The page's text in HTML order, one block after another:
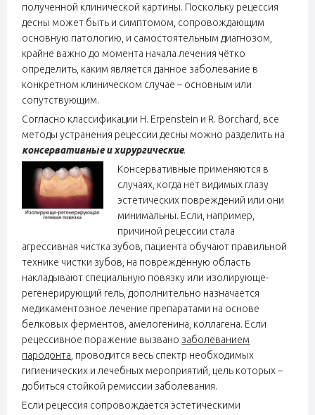
полученной клинической картины. Поскольку рецессия
десны может быть и симптомом, сопровождающим
основную патологию, и самостоятельным диагнозом,
крайне важно до момента начала лечения чётко
определить, каким является данное заболевание в
конкретном клиническом случае – основным или
сопутствующим.
Согласно классификации H. Erpenstein и R. Borchard, все
методы устранения рецессии десны можно разделить на
консервативные и хирургические.
Консервативные применяются в
случаях, когда нет видимых глазу
эстетических повреждений или они
минимальны. Если, например,
причиной рецессии стала
агрессивная чистка зубов, пациента обучают правильной
технике чистки зубов, на повреждённую область
накладывают специальную повязку или изолирующе-
регенерирующий гель, дополнительно назначается
медикаментозное лечение препаратами на основе
белковых ферментов, амелогенина, коллагена. Если
рецессивное поражение вызвано заболеванием
пародонта , проводится весь спектр необходимых
гигиенических и лечебных мероприятий, цель которых –
добиться стойкой ремиссии заболевания.
Если рецессия сопровождается эстетическими